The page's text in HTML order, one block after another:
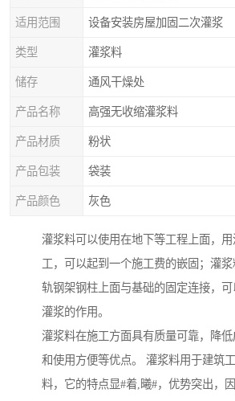
适用范围 设备安装房屋加固二次灌浆
类型 灌浆料
储存 通风干燥处
产品名称 高强无收缩灌浆料
产品材质 粉状
产品包装 袋装
产品颜色 灰色
灌浆料可以使用在地下等工程上面，
工，可以起到一个施工费的嵌固；灌
轨钢架钢柱上面与基础的固定连接，
灌浆的作用。
灌浆料在施工方面具有质量可靠，降
和使用方便等优点。 灌浆料用于建筑
料，它的特点显#着,曦#，优势突出，